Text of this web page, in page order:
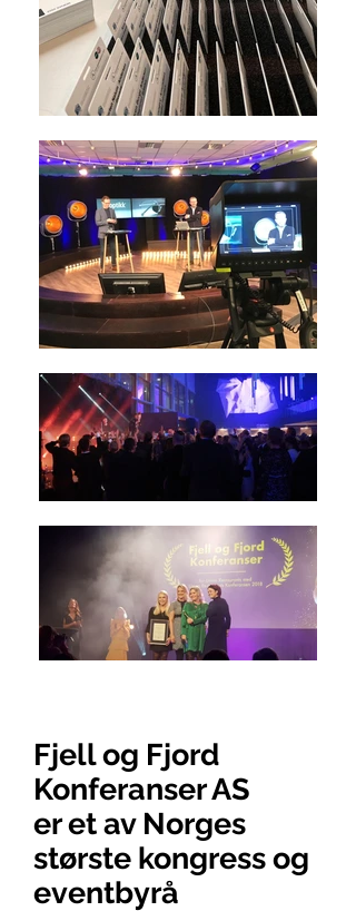
Fjell og Fjord
Konferanser AS
er et av Norges
største kongress og
eventbyrå